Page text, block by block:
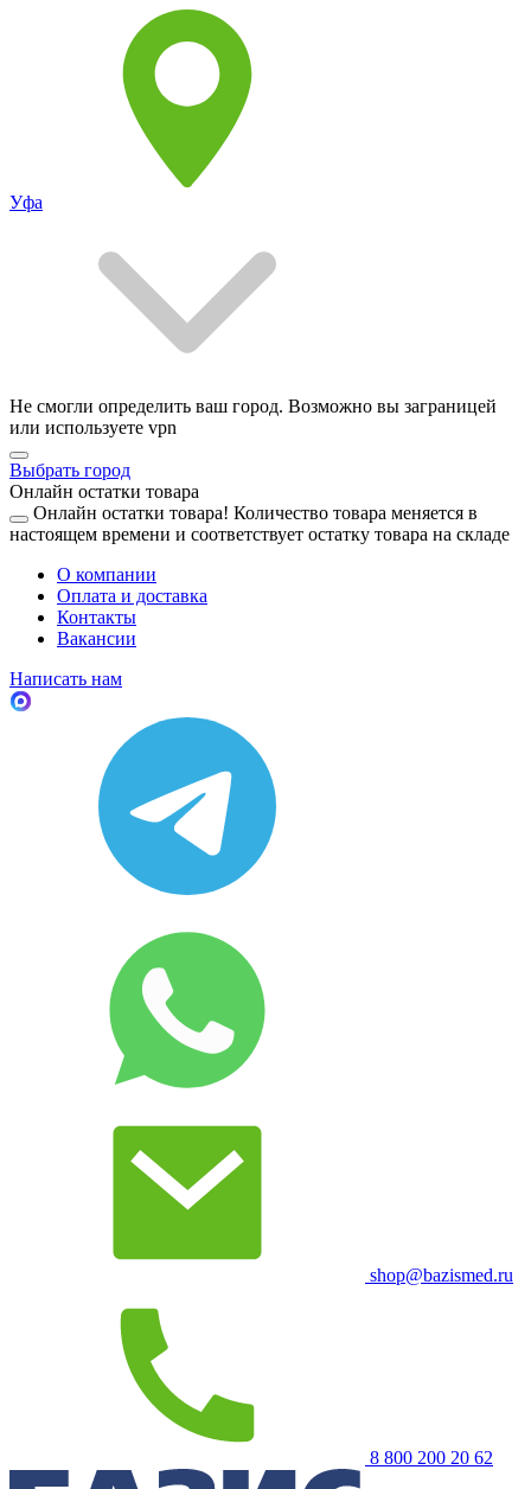
Уфа
Не смогли определить ваш город. Возможно вы заграницей
или используете vpn
Выбрать город
Онлайн остатки товара
Онлайн остатки товара! Количество товара меняется в
настоящем времени и соответствует остатку товара на складе
О компании
Оплата и доставка
Контакты
Вакансии
Написать нам
shop@bazismed.ru
8 800 200 20 62